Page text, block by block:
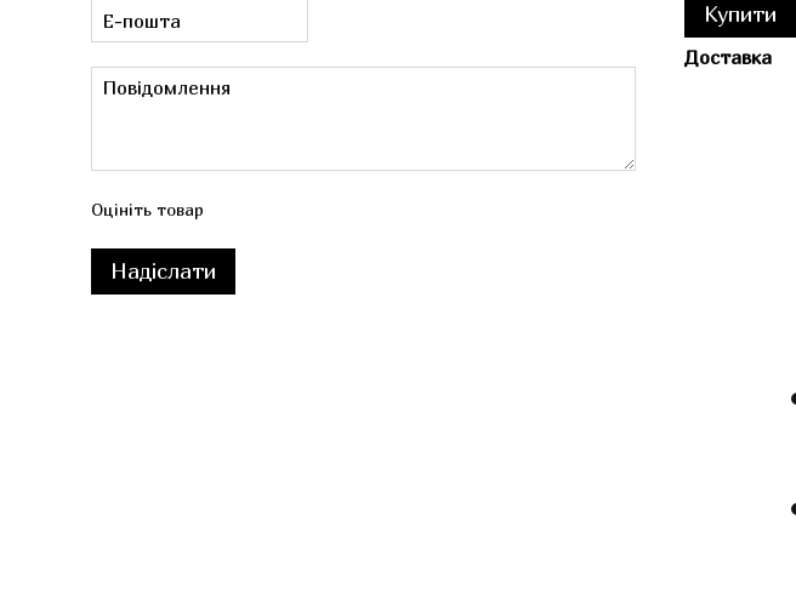
Оцініть товар
Надіслати
Купити
Доставка